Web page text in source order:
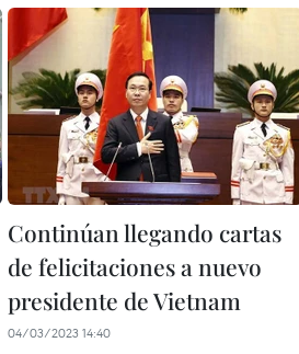
Continúan llegando cartas
de felicitaciones a nuevo
presidente de Vietnam
04/03/2023 14:40